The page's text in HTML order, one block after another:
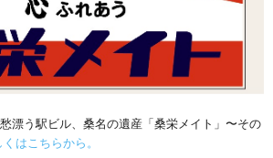
漂う駅ビル、桑名の遺産「桑栄メイト」〜その
はこちらから。